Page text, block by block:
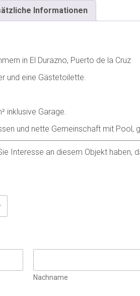
Informationen
in El Durazno, Puerto de la Cruz
und eine Gästetoilette.
inklusive Garage.
und nette Gemeinschaft mit Pool,
Interesse an diesem Objekt haben,
Nachname